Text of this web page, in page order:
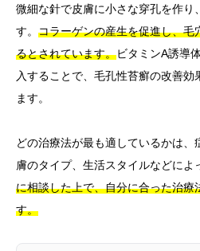
微細な針で皮膚に小さな穿孔を作り
す。 コラーゲンの産生を促進し、毛
るとされています。ビタミンA誘導
入することで、毛孔性苔癬の改善効
ます。
どの治療法が最も適しているかは
膚のタイプ、生活スタイルなどによ
に相談した上で、自分に合った治療
す。